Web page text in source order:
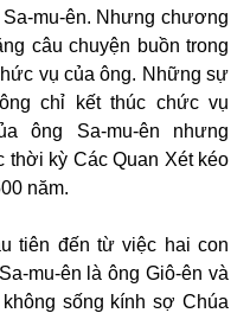
mu-ên. Nhưng chương
câu chuyện buồn trong
vụ của ông. Những sự
chỉ kết thúc chức vụ
ông Sa-mu-ên nhưng
thời kỳ Các Quan Xét kéo
năm.
tiên đến từ việc hai con
mu-ên là ông Giô-ên và
sống kính sợ Chúa